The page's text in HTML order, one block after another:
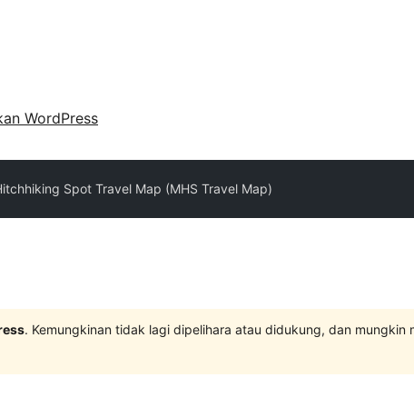
WordPress
Spot Travel Map (MHS Travel Map)
. Kemungkinan tidak lagi dipelihara atau didukung, dan